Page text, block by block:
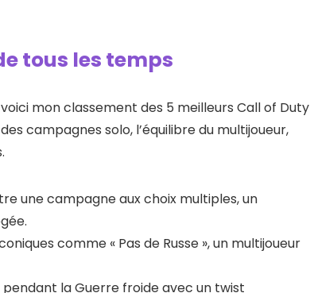
tous les temps
mon classement des 5 meilleurs Call of Duty
campagnes solo, l’équilibre du multijoueur,
une campagne aux choix multiples, un
comme « Pas de Russe », un multijoueur
la Guerre froide avec un twist